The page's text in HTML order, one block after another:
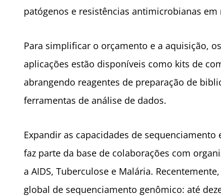
patógenos e resistências antimicrobianas
Para simplificar o orçamento e a aquisição,
aplicações estão disponíveis como kits de
abrangendo reagentes de preparação de
ferramentas de análise de dados.
Expandir as capacidades de
faz parte da base de colaborações com
a AIDS, Tuberculose e Malária.
global de sequenciamento genômico: até